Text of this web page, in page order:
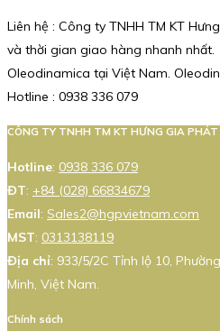
Liên hệ : Công ty TNHH TM KT
và thời gian giao hàng nhanh nhất.
Oleodinamica tại Việt Nam.
Hotline : 0938 336 079
CÔNG TY TNHH TM KT HƯNG GIA PHÁT
Hotline: 0938 336 079
ĐT: +84 (028) 66834679
Email: Sales2@hgpvietnam.com
MST: 0313138119
Địa chỉ: 933/5/2C Tỉnh lộ 10,
Minh, Việt Nam.
Chính sách